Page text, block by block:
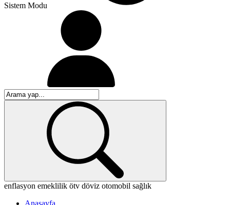
Sistem Modu
enflasyon emeklilik ötv döviz otomobil sağlık
Anasayfa